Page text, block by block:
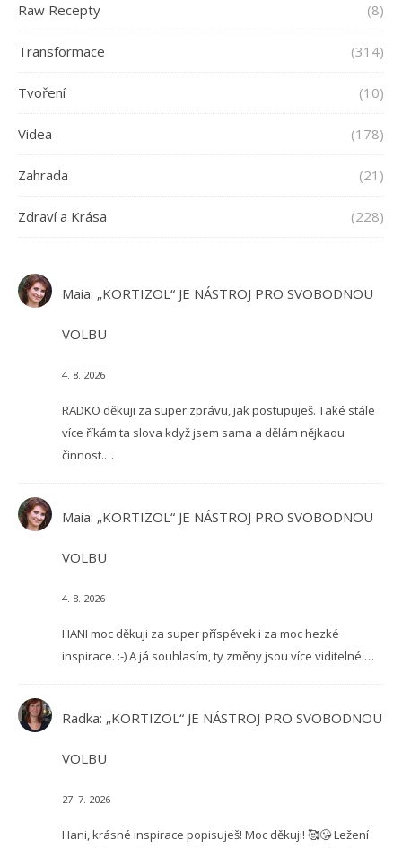
Raw Recepty (8)
Transformace (314)
Tvoření (10)
Videa (178)
Zahrada (21)
Zdraví a Krása (228)
Maia: „KORTIZOL“ JE NÁSTROJ PRO SVOBODNOU
VOLBU
4. 8. 2026
RADKO děkuji za super zprávu, jak postupuješ. Také stále
více říkám ta slova když jsem sama a dělám nějkaou
činnost.…
Maia: „KORTIZOL“ JE NÁSTROJ PRO SVOBODNOU
VOLBU
4. 8. 2026
HANI moc děkuji za super příspěvek i za moc hezké
inspirace. :-) A já souhlasím, ty změny jsou více viditelné.…
Radka: „KORTIZOL“ JE NÁSTROJ PRO SVOBODNOU
VOLBU
27. 7. 2026
Hani, krásné inspirace popisuješ! Moc děkuji! 🥰😘 Ležení